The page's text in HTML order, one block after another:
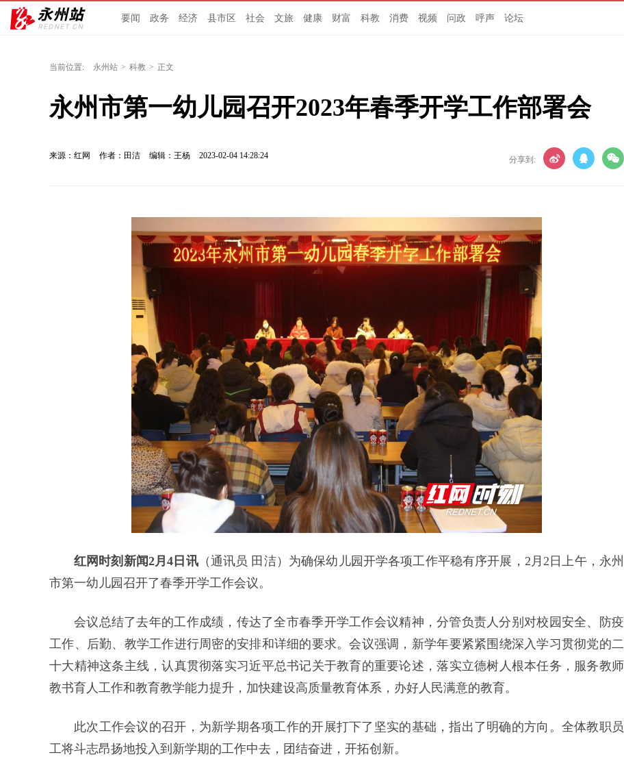
要闻 政务 经济 县市区 社会 文旅 健康 财富 科教 消费 视频 问政 呼声 论坛
当前位置: 永州站 > 科教 > 正文
永州市第一幼儿园召开2023年春季开学工作部署会
来源：红网 作者：田洁 编辑：王杨 2023-02-04 14:28:24 分享到:
红网时刻新闻2月4日讯（通讯员 田洁）为确保幼儿园开学各项工作平稳有序开展，2月2日上午，永州
市第一幼儿园召开了春季开学工作会议。
会议总结了去年的工作成绩，传达了全市春季开学工作会议精神，分管负责人分别对校园安全、防疫
工作、后勤、教学工作进行周密的安排和详细的要求。会议强调，新学年要紧紧围绕深入学习贯彻党的二
十大精神这条主线，认真贯彻落实习近平总书记关于教育的重要论述，落实立德树人根本任务，服务教师
教书育人工作和教育教学能力提升，加快建设高质量教育体系，办好人民满意的教育。
此次工作会议的召开，为新学期各项工作的开展打下了坚实的基础，指出了明确的方向。全体教职员
工将斗志昂扬地投入到新学期的工作中去，团结奋进，开拓创新。